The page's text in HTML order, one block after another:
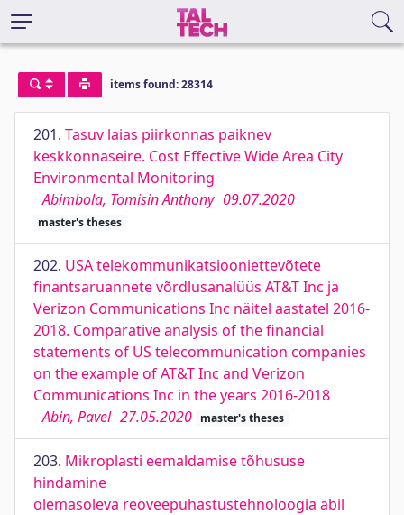
items found: 28314
201. Tasuv laias piirkonnas paiknev
keskkonnaseire. Cost Effective Wide Area City
Environmental Monitoring
Abimbola, Tomisin Anthony 09.07.2020
master's theses
202. USA telekommunikatsiooniettevõtete
finantsaruannete võrdlusanalüüs AT&T Inc ja
Verizon Communications Inc näitel aastatel 2016-
2018. Comparative analysis of the financial
statements of US telecommunication companies
on the example of AT&T Inc and Verizon
Communications Inc in the years 2016-2018
Abin, Pavel 27.05.2020 master's theses
203. Mikroplasti eemaldamise tõhususe
hindamine
olemasoleva reoveepuhastustehnoloogia abil